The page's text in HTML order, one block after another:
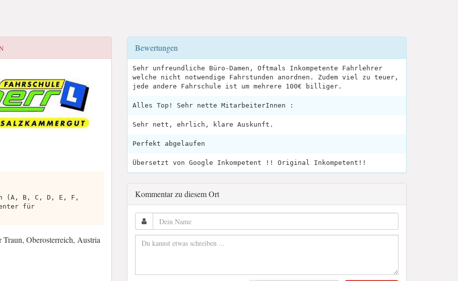
(A, B, C, D, E, F,
für
Oberosterreich, Austria
Bewertungen
Sehr unfreundliche Büro-Damen, Oftmals Inkompetente Fahrlehrer
welche nicht notwendige Fahrstunden anordnen. Zudem viel zu teuer,
jede andere Fahrschule ist um mehrere 100€ billiger.
Alles Top! Sehr nette MitarbeiterInnen :
Sehr nett, ehrlich, klare Auskunft.
Perfekt abgelaufen
Übersetzt von Google Inkompetent !! Original Inkompetent!!
Kommentar zu diesem Ort